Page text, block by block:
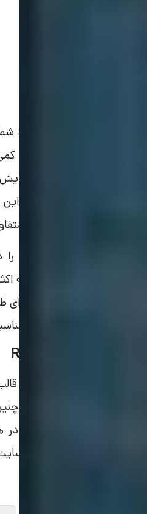
یا طرح اولیه،
می‌دادند. اما به‌تدریج با
می‌خواهند ظاهر وب سایت
احتمالاً شما هم این تفاوت
و اغلب نمی‌توانستند تجربه
ریسپانسیو یا واکنش‌گرا به
حساس بوده و می‌توانند در
می‌شود تا وب سایت شما در
همچنین طراحی ریسپانسیو